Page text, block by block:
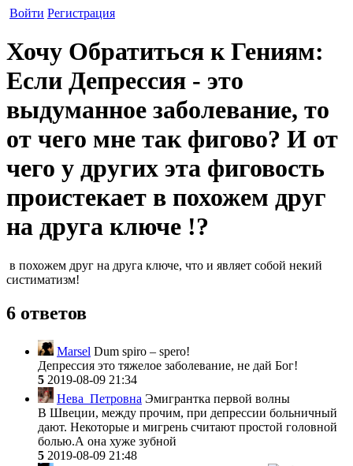
Войти Регистрация
Хочу Обратиться к Гениям:
Если Депрессия - это
выдуманное заболевание, то
от чего мне так фигово? И от
чего у других эта фиговость
проистекает в похожем друг
на друга ключе !?
в похожем друг на друга ключе, что и являет собой некий
систиматизм!
6 ответов
Marsel Dum spiro – spero!
Депрессия это тяжелое заболевание, не дай Бог!
5 2019-08-09 21:34
Нева_Петровна Эмигрантка первой волны
В Швеции, между прочим, при депрессии больничный
дают. Некоторые и мигрень считают простой головной
болью.А она хуже зубной
5 2019-08-09 21:48